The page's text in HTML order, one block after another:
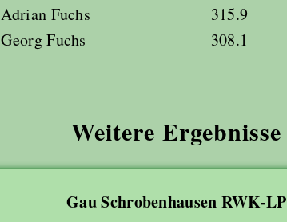
Adrian Fuchs 315.9
Georg Fuchs 308.1
Weitere Ergebnisse
Gau Schrobenhausen RWK-LP